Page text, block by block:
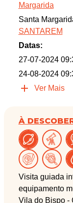
Margarida
Santa
SANTAREM
Datas:
27-07-2024
24-08-2024
Ver Mais
À
Visita guiada
equipamento
Vila do Bispo -